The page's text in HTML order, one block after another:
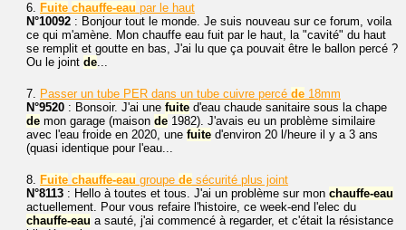
6. Fuite chauffe-eau par le haut
N°10092 : Bonjour tout le monde. Je suis nouveau sur ce forum, voila
ce qui m'amène. Mon chauffe eau fuit par le haut, la "cavité" du haut
se remplit et goutte en bas, J'ai lu que ça pouvait être le ballon percé ?
Ou le joint de...
7. Passer un tube PER dans un tube cuivre percé de 18mm
N°9520 : Bonsoir. J'ai une fuite d'eau chaude sanitaire sous la chape
de mon garage (maison de 1982). J'avais eu un problème similaire
avec l'eau froide en 2020, une fuite d'environ 20 l/heure il y a 3 ans
(quasi identique pour l'eau...
8. Fuite chauffe-eau groupe de sécurité plus joint
N°8113 : Hello à toutes et tous. J'ai un problème sur mon chauffe-eau
actuellement. Pour vous refaire l'histoire, ce week-end l'elec du
chauffe-eau a sauté, j'ai commencé à regarder, et c'était la résistance